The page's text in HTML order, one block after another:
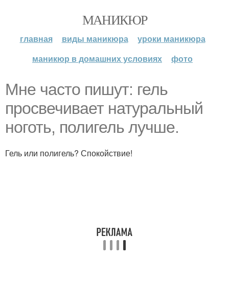
МАНИКЮР
главная виды маникюра
уроки маникюра
маникюр в домашних условиях
фото
Мне часто пишут: гель
просвечивает натуральный
ноготь, полигель лучше.
Гель или полигель? Спокойствие!